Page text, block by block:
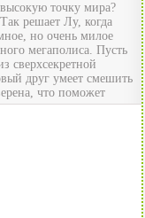
точку мира?
решает Лу, когда
но очень милое
мегаполиса. Пусть
сверхсекретной
друг умеет смешить
что поможет